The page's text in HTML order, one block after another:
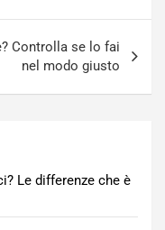
Controlla se lo fai
nel modo giusto
Le differenze che è